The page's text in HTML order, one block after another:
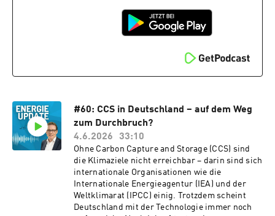
Zuständigkeiten die Einführung erschweren
und warum die erwartbare Kritik der Deutschen
Umsetzung die Fakten nicht zutreffend
die internationale Dimension der Verordnung:
wichtige LNG-Lieferländer stellen sich gegen
die Vorgaben und warnen vor den Folgen für den
internationalen Gashandel. Wir diskutieren, ob
die EU ihre regulatorische Gestaltungskraft
gegenüber dem globalen LNG-Markt
überschätzt, welche Auswirkungen das auf
Versorgungssicherheit, Energiepreise und die
Wettbewerbsfähigkeit Europas haben könnte
und warum Klimaschutz nur dann erfolgreich
sein kann, wenn ambitionierte Ziele und
#60: CCS in Deutschland – auf dem Weg
zum Durchbruch?
4.6.2026
33:10
Ohne Carbon Capture and Storage (CCS) sind
die Klimaziele nicht erreichbar – darin sind sich
internationale Organisationen wie die
Internationale Energieagentur (IEA) und der
Weltklimarat (IPCC) einig. Trotzdem scheint
Deutschland mit der Technologie immer noch